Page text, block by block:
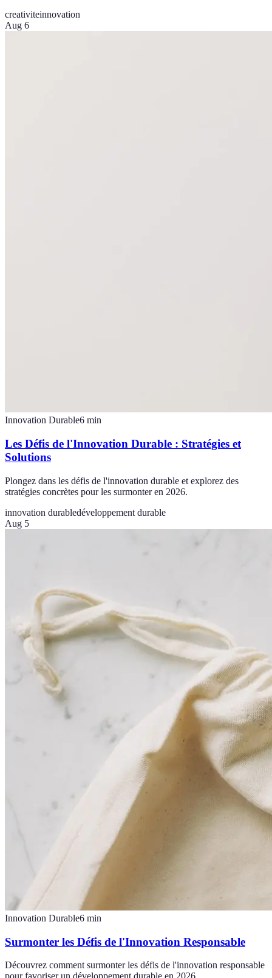
creativiteinnovation
Aug 6
Innovation Durable6 min
Les Défis de l'Innovation Durable : Stratégies et
Solutions
Plongez dans les défis de l'innovation durable et explorez des
stratégies concrètes pour les surmonter en 2026.
innovation durabledéveloppement durable
Aug 5
Innovation Durable6 min
Surmonter les Défis de l'Innovation Responsable
Découvrez comment surmonter les défis de l'innovation responsable